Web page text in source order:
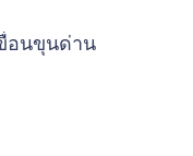
อนขุนด่าน